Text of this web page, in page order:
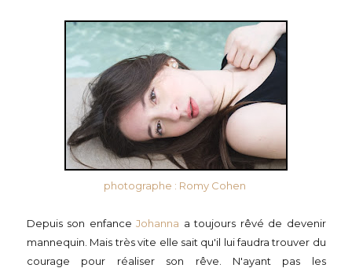
photographe : Romy Cohen
Depuis son enfanceJohanna a toujours rêvé de devenir
mannequin. Mais très vite elle sait qu'il lui faudra trouver du
courage pour réaliser son rêve. N'ayant pas les